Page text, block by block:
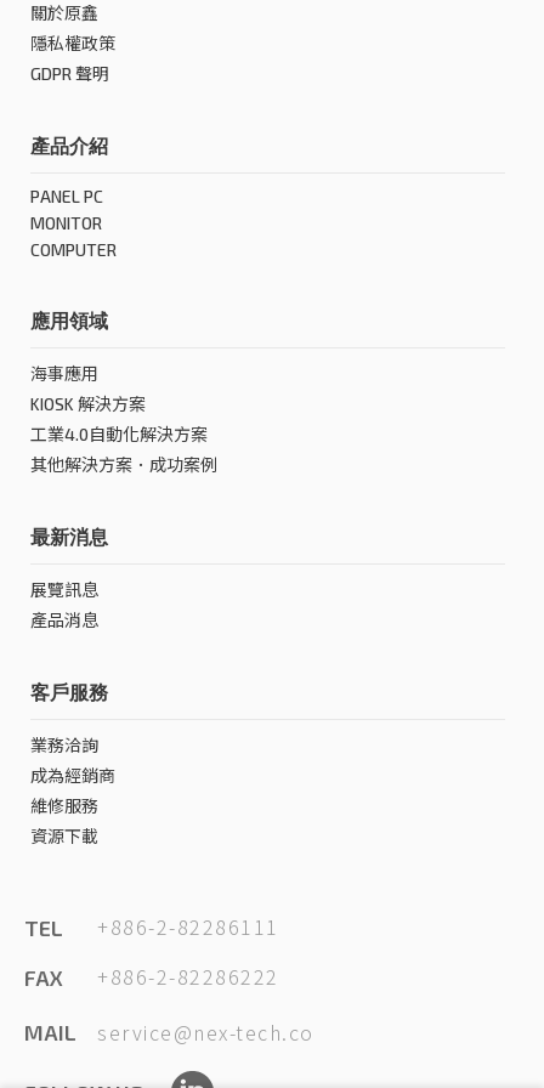
關於原鑫
隱私權政策
GDPR 聲明
產品介紹
PANEL PC
MONITOR
COMPUTER
應用領域
海事應用
KIOSK 解決方案
工業4.0自動化解決方案
其他解決方案．成功案例
最新消息
展覽訊息
產品消息
客戶服務
業務洽詢
成為經銷商
維修服務
資源下載
TEL +886-2-82286111
FAX +886-2-82286222
MAIL service@nex-tech.co